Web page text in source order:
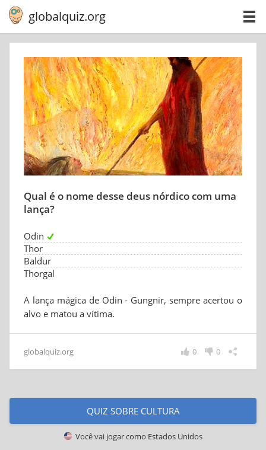
globalquiz.org
Qual é o nome desse deus nórdico com uma
lança?
Odin
Thor
Baldur
Thorgal
A lança mágica de Odin - Gungnir, sempre acertou o
alvo e matou a vítima.
globalquiz.org 0
0
QUIZ SOBRE CULTURA
Você vai jogar como Estados Unidos